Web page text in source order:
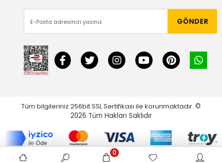
GÖNDER
Tüm bilgileriniz 256bit SSL Sertifikası ile korunmaktadır. ©
2026 Tüm Hakları Saklıdır
0